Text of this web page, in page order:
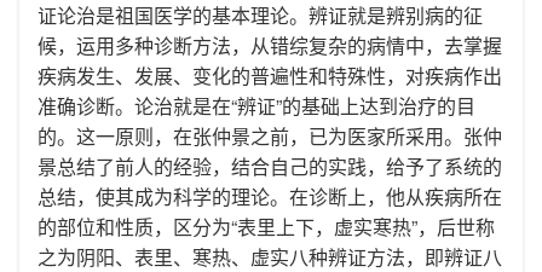
证论治是祖国医学的基本理论。辨证就是辨别病的征
候，运用多种诊断方法，从错综复杂的病情中，去掌握
疾病发生、发展、变化的普遍性和特殊性，对疾病作出
准确诊断。论治就是在“辨证”的基础上达到治疗的目
的。这一原则，在张仲景之前，已为医家所采用。张仲
景总结了前人的经验，结合自己的实践，给予了系统的
总结，使其成为科学的理论。在诊断上，他从疾病所在
的部位和性质，区分为“表里上下，虚实寒热”，后世称
之为阴阳、表里、寒热、虚实八种辨证方法，即辨证八